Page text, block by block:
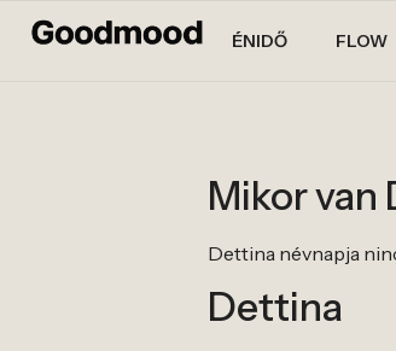
ÉNIDŐ FLOW
Mikor van
Dettina névnapja
Dettina